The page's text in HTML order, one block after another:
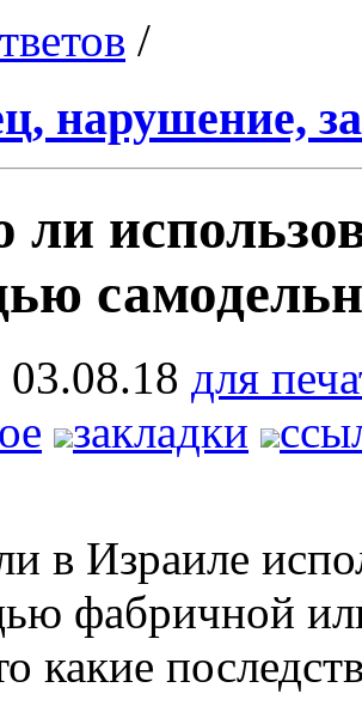
/
нарушение,
03.08.18 для
закладки
в Израиле
фабричной
какие